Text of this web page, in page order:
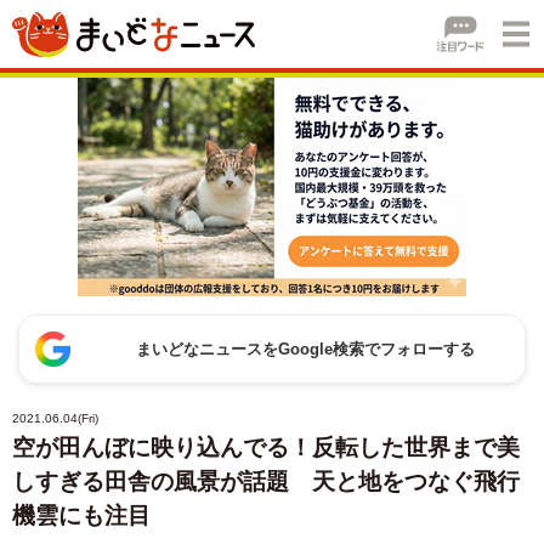
まいどなニュースをGoogle検索でフォローする
2021.06.04(Fri)
空が田んぼに映り込んでる！反転した世界まで美
しすぎる田舎の風景が話題 天と地をつなぐ飛行
機雲にも注目